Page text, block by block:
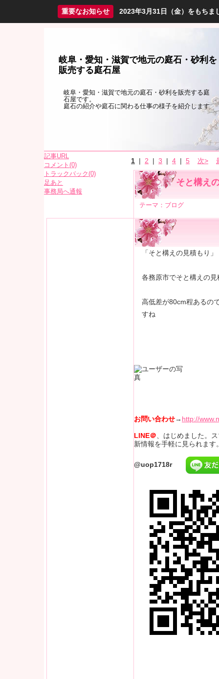
重要なお知らせ 2023年3月31日（金）をもちま
岐阜・愛知・滋賀で地元の庭石・砂利を
販売する庭石屋
岐阜・愛知・滋賀で地元の庭石・砂利を販売する庭
石屋です。
庭石の紹介や庭石に関わる仕事の様子を紹介します
1 | 2 | 3 | 4 | 5 次>
そと構え
テーマ： ブログ
「そと構えの見積もり」
各務原市でそと構えの
高低差が80cm程あるの
すね
お問い合わせ→ http://
LINE＠ 、はじめました。
新情報を手軽に見られます
@uop1718r
記事URL
コメント(0)
トラックバック(0)
足あと
事務局へ通報